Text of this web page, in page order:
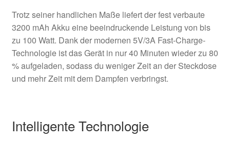
Trotz seiner handlichen Maße liefert der fest verbaute
3200 mAh Akku eine beeindruckende Leistung von bis
zu 100 Watt. Dank der modernen 5V/3A Fast-Charge-
Technologie ist das Gerät in nur 40 Minuten wieder zu 80
% aufgeladen, sodass du weniger Zeit an der Steckdose
und mehr Zeit mit dem Dampfen verbringst.
Intelligente Technologie